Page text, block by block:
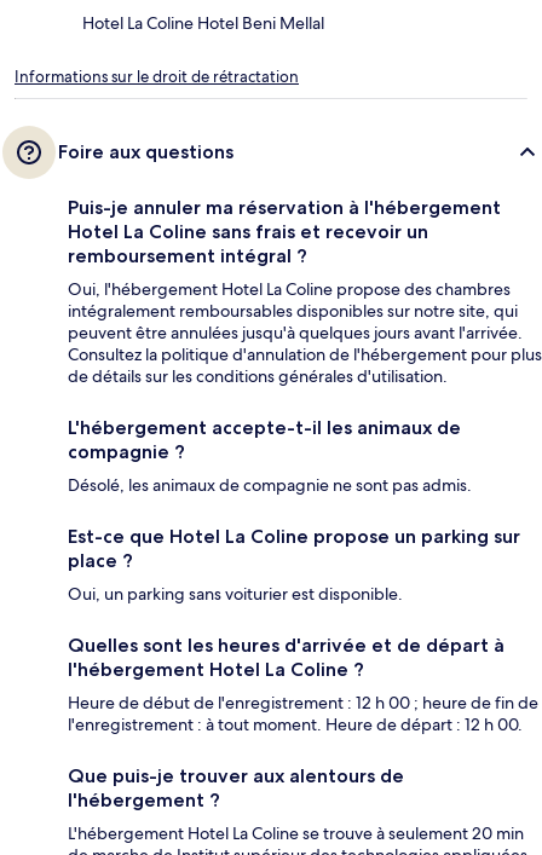
Hotel La Coline Hotel Beni Mellal
Informations sur le droit de rétractation
Foire aux questions
Puis-je annuler ma réservation à l'hébergement
Hotel La Coline sans frais et recevoir un
remboursement intégral ?
Oui, l'hébergement Hotel La Coline propose des chambres
intégralement remboursables disponibles sur notre site, qui
peuvent être annulées jusqu'à quelques jours avant l'arrivée.
Consultez la politique d'annulation de l'hébergement pour plus
de détails sur les conditions générales d'utilisation.
L'hébergement accepte-t-il les animaux de
compagnie ?
Désolé, les animaux de compagnie ne sont pas admis.
Est-ce que Hotel La Coline propose un parking sur
place ?
Oui, un parking sans voiturier est disponible.
Quelles sont les heures d'arrivée et de départ à
l'hébergement Hotel La Coline ?
Heure de début de l'enregistrement : 12 h 00 ; heure de fin de
l'enregistrement : à tout moment. Heure de départ : 12 h 00.
Que puis-je trouver aux alentours de
l'hébergement ?
L'hébergement Hotel La Coline se trouve à seulement 20 min